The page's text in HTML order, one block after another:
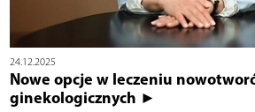
24.12.2025
Nowe opcje w leczeniu
ginekologicznych ►